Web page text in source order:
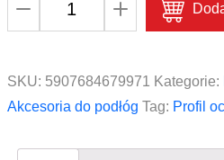
kątownik
CEZAR
35x35x1,1mm
SKU: 5907684679971 Kategorie:
Akcesoria do podłóg Tag: Profil